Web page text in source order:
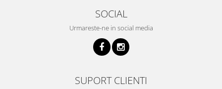
SOCIAL
Urmareste-ne in social media
SUPORT CLIENTI